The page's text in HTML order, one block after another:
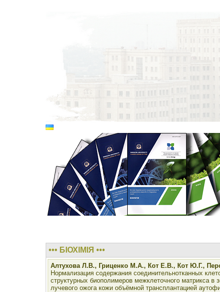
••• БІОХІМІЯ •••
Алтухова Л.В., Гриценко М.А., Кот Е.В., Кот Ю.Г.,
Нормализация содержания соединительнотканных
структурных биополимеров межклеточного матрикса в
лучевого ожога кожи объёмной трансплантацией